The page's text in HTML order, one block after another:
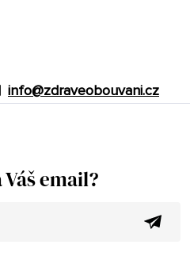
info@zdraveobouvani.cz
email?